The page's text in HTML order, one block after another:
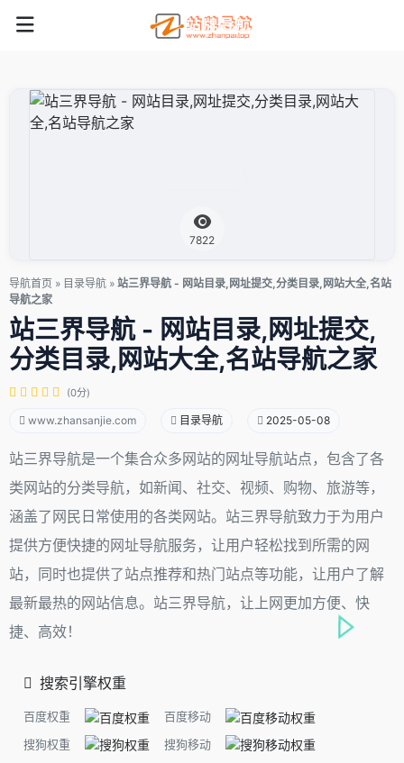
7822
导航首页 » 目录导航 » 站三界导航 - 网站目录,网址提交,分类目录,网站大全,名站
导航之家
站三界导航 - 网站目录,网址提交,
分类目录,网站大全,名站导航之家
(0分)
www.zhansanjie.com 目录导航 2025-05-08
站三界导航是一个集合众多网站的网址导航站点，包含了各
类网站的分类导航，如新闻、社交、视频、购物、旅游等，
涵盖了网民日常使用的各类网站。站三界导航致力于为用户
提供方便快捷的网址导航服务，让用户轻松找到所需的网
站，同时也提供了站点推荐和热门站点等功能，让用户了解
最新最热的网站信息。站三界导航，让上网更加方便、快
捷、高效！
搜索引擎权重
百度权重
百度移动
搜狗权重
搜狗移动